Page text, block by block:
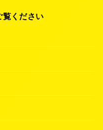
覧ください